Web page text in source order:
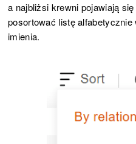
a najbliżsi krewni pojawiają
posortować listę alfabetycznie
imienia.